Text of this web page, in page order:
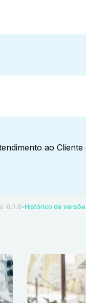
ao Cliente
0.1.0 ●Histórico de